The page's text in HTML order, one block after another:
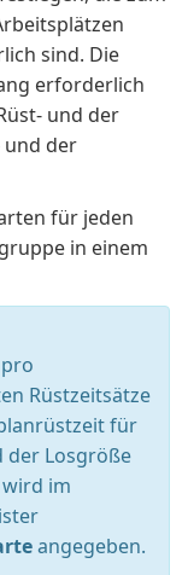
sind. Die
erforderlich
und der
und der
für jeden
in einem
Rüstzeitsätze
für
der Losgröße
im
angegeben.